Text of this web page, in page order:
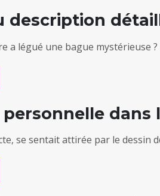
description
a légué une bague mystérieuse
personnelle
se sentait attirée par le dessin